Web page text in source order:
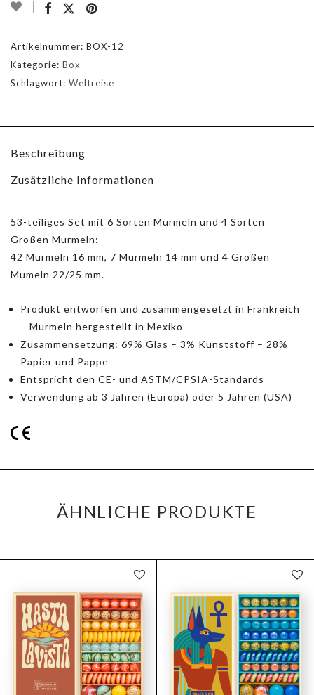
Artikelnummer: BOX-12
Kategorie: Box
Schlagwort: Weltreise
Beschreibung
Zusätzliche Informationen
53-teiliges Set mit 6 Sorten Murmeln und 4 Sorten
Großen Murmeln:
42 Murmeln 16 mm, 7 Murmeln 14 mm und 4 Großen
Mumeln 22/25 mm.
Produkt entworfen und zusammengesetzt in Frankreich
– Murmeln hergestellt in Mexiko
Zusammensetzung: 69% Glas – 3% Kunststoff – 28%
Papier und Pappe
Entspricht den CE- und ASTM/CPSIA-Standards
Verwendung ab 3 Jahren (Europa) oder 5 Jahren (USA)
ÄHNLICHE PRODUKTE